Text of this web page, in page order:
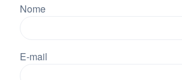
Nome
E-mail